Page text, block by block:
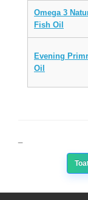
Omega 3
Fish Oil
Evening
Oil